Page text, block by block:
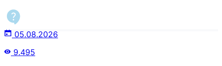
Lemaatte geçen bu ifadeleri izah edebilir misiniz?
05.08.2026
9.495